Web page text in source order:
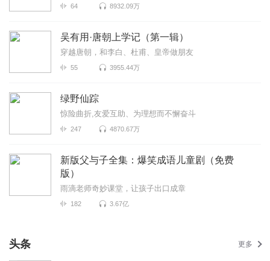
64 8932.09万
吴有用·唐朝上学记（第一辑）
穿越唐朝，和李白、杜甫、皇帝做朋友
55 3955.44万
绿野仙踪
惊险曲折,友爱互助、为理想而不懈奋斗
247 4870.67万
新版父与子全集：爆笑成语儿童剧（免费
版）
雨滴老师奇妙课堂，让孩子出口成章
182 3.67亿
头条 更多